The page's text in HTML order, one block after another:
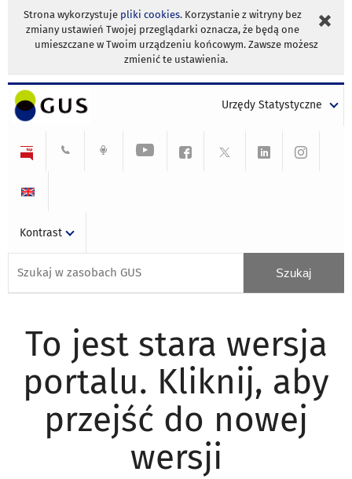
Strona wykorzystuje pliki cookies. Korzystanie z witryny bez
zmiany ustawień Twojej przeglądarki oznacza, że będą one
umieszczane w Twoim urządzeniu końcowym. Zawsze możesz
zmienić te ustawienia.
Urzędy Statystyczne
Kontrast
To jest stara wersja
portalu. Kliknij, aby
przejść do nowej
wersji